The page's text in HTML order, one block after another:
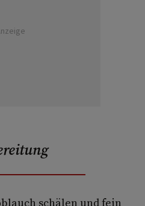
schälen und fein